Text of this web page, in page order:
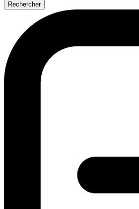
Rechercher